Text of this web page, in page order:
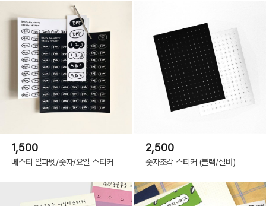
1,500
베스티 알파벳/숫자/요일 스티커
2,500
숫자조각 스티커 (블랙/실버)